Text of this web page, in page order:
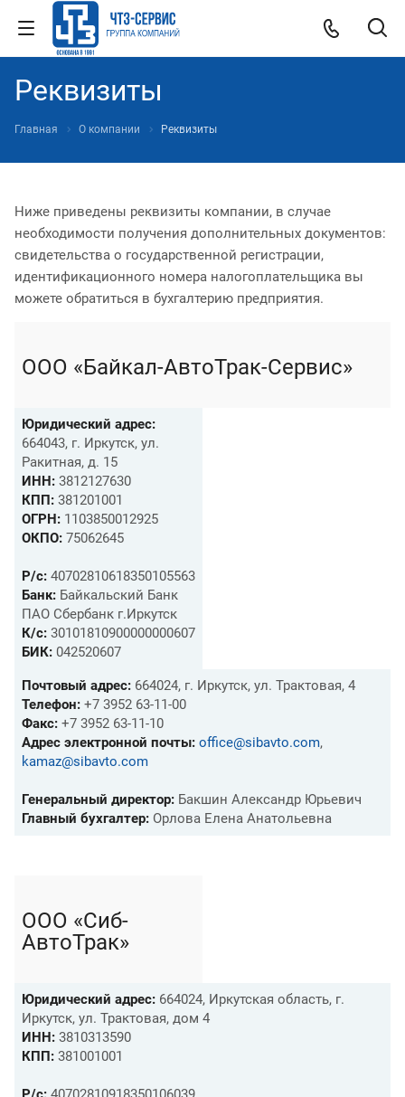
Реквизиты
Главная О компании Реквизиты
Ниже приведены реквизиты компании, в случае
необходимости получения дополнительных документов:
свидетельства о государственной регистрации,
идентификационного номера налогоплательщика вы
можете обратиться в бухгалтерию предприятия.
ООО «Байкал-АвтоТрак-Сервис»
Юридический адрес:
664043, г. Иркутск, ул.
Ракитная, д. 15
ИНН: 3812127630
КПП: 381201001
ОГРН: 1103850012925
ОКПО: 75062645
Р/с: 40702810618350105563
Банк: Байкальский Банк
ПАО Сбербанк г.Иркутск
К/с: 30101810900000000607
БИК: 042520607
Почтовый адрес: 664024, г. Иркутск, ул. Трактовая, 4
Телефон: +7 3952 63-11-00
Факс: +7 3952 63-11-10
Адрес электронной почты: office@sibavto.com,
kamaz@sibavto.com
Генеральный директор: Бакшин Александр Юрьевич
Главный бухгалтер: Орлова Елена Анатольевна
OOO «Сиб-
АвтоТрак»
Юридический адрес: 664024, Иркутская область, г.
Иркутск, ул. Трактовая, дом 4
ИНН: 3810313590
КПП: 381001001